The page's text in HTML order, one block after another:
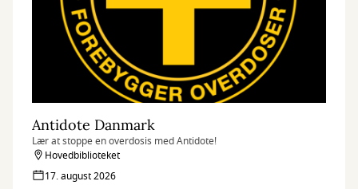
Antidote Danmark
Lær at stoppe en overdosis med Antidote!
Hovedbiblioteket
17. august 2026